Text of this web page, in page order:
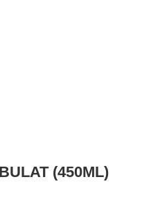
(450ML)